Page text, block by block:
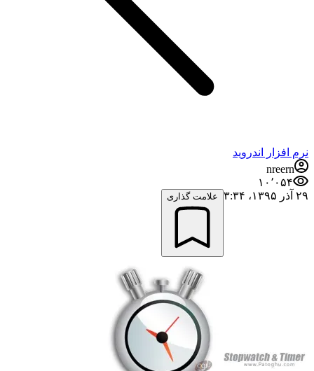
نرم افزار اندروید
nreern
۱۰٬۰۵۴
۲۹ آذر ۱۳۹۵،‏ ۳:۳۴
علامت گذاری